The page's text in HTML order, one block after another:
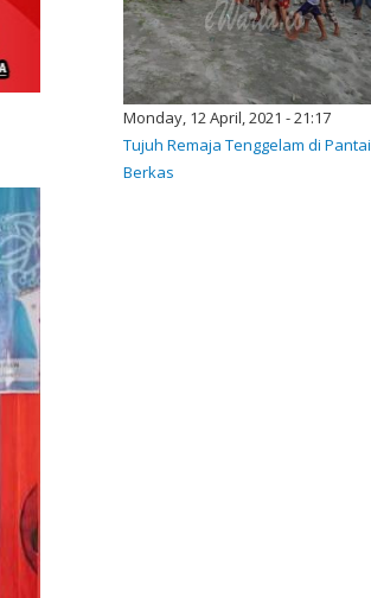
Monday, 12 April, 2021 - 21:17
Tujuh Remaja Tenggelam di Pantai
Berkas